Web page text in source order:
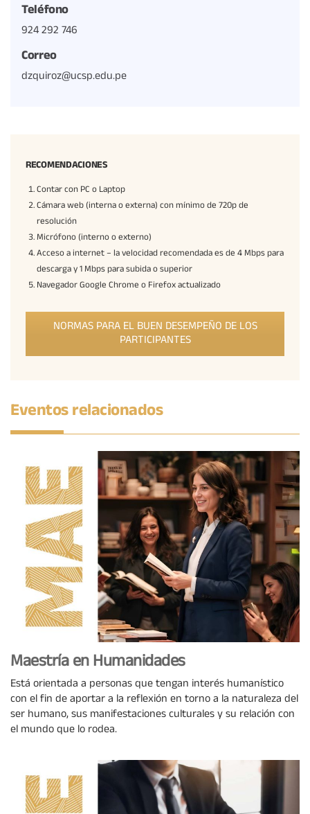
Teléfono
924 292 746
Correo
dzquiroz@ucsp.edu.pe
RECOMENDACIONES
Contar con PC o Laptop
Cámara web (interna o externa) con mínimo de 720p de
resolución
Micrófono (interno o externo)
Acceso a internet – la velocidad recomendada es de 4 Mbps para
descarga y 1 Mbps para subida o superior
Navegador Google Chrome o Firefox actualizado
NORMAS PARA EL BUEN DESEMPEÑO DE LOS
PARTICIPANTES
Eventos relacionados
Maestría en Humanidades
Está orientada a personas que tengan interés humanístico
con el fin de aportar a la reflexión en torno a la naturaleza del
ser humano, sus manifestaciones culturales y su relación con
el mundo que lo rodea.